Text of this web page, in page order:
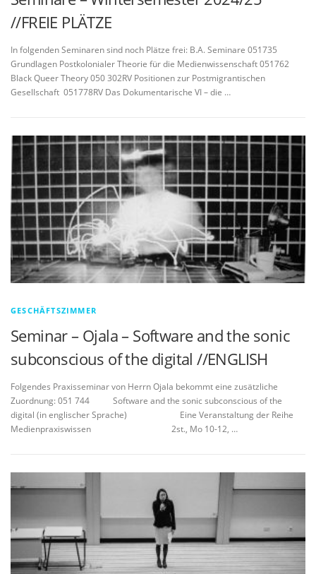
//FREIE PLÄTZE
In folgenden Seminaren sind noch Plätze frei: B.A. Seminare 051735 ​
Grundlagen Postkolonialer Theorie für die Medienwissenschaft 051762 ​
Black Queer Theory 050 302​RV Positionen zur Postmigrantischen
Gesellschaft 051778​RV Das Dokumentarische VI – die …
GESCHÄFTSZIMMER
Seminar – Ojala – Software and the sonic
subconscious of the digital //ENGLISH
Folgendes Praxisseminar von Herrn Ojala bekommt eine zusätzliche
Zuordnung: 051 744 Software and the sonic subconscious of the
digital (in englischer Sprache) Eine Veranstaltung der Reihe
Medienpraxiswissen 2st., Mo 10-12, …